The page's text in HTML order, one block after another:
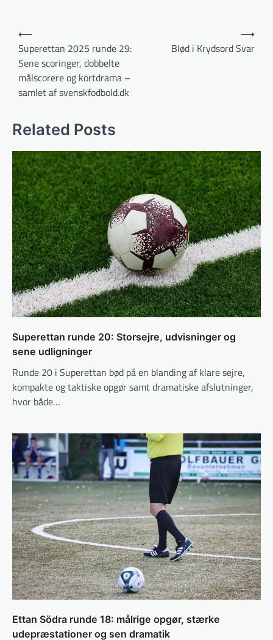
Indlægsnavigation
⟵
Superettan 2025 runde 29:
Sene scoringer, dobbelte
målscorere og kortdrama –
samlet af svenskfodbold.dk
Blød i Krydsord Svar
⟶
Related Posts
Superettan runde 20: Storsejre, udvisninger og
sene udligninger
Runde 20 i Superettan bød på en blanding af klare sejre,
kompakte og taktiske opgør samt dramatiske afslutninger,
hvor både…
Ettan Södra runde 18: målrige opgør, stærke
udepræstationer og sen dramatik